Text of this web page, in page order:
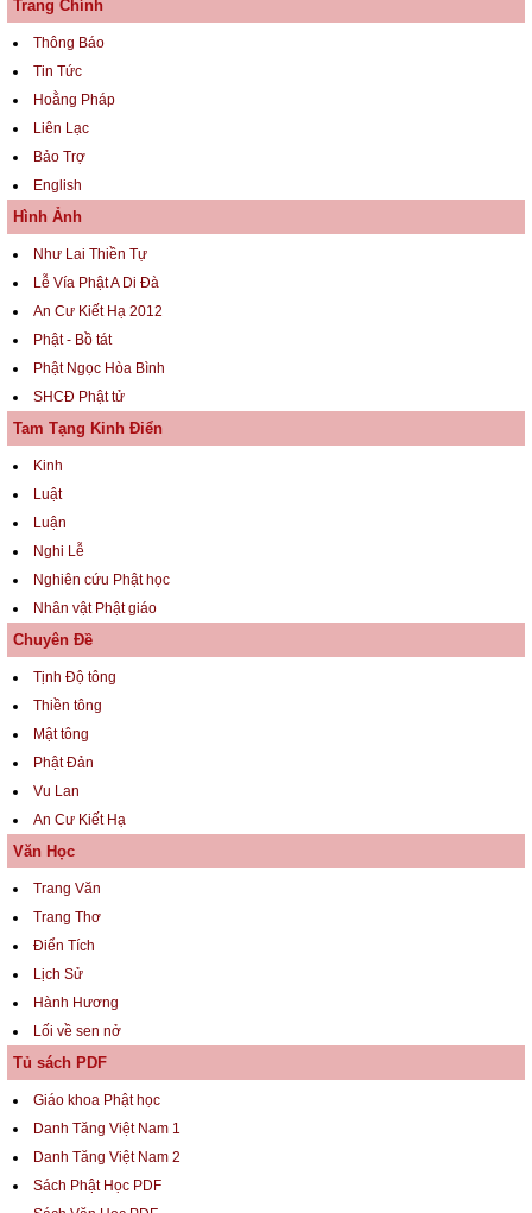
Trang Chính
Thông Báo
Tin Tức
Hoằng Pháp
Liên Lạc
Bảo Trợ
English
Hình Ảnh
Như Lai Thiền Tự
Lễ Vía Phật A Di Đà
An Cư Kiết Hạ 2012
Phật - Bồ tát
Phật Ngọc Hòa Bình
SHCĐ Phật tử
Tam Tạng Kinh Điển
Kinh
Luật
Luận
Nghi Lễ
Nghiên cứu Phật học
Nhân vật Phật giáo
Chuyên Đề
Tịnh Độ tông
Thiền tông
Mật tông
Phật Đản
Vu Lan
An Cư Kiết Hạ
Văn Học
Trang Văn
Trang Thơ
Điển Tích
Lịch Sử
Hành Hương
Lối về sen nở
Tủ sách PDF
Giáo khoa Phật học
Danh Tăng Việt Nam 1
Danh Tăng Việt Nam 2
Sách Phật Học PDF